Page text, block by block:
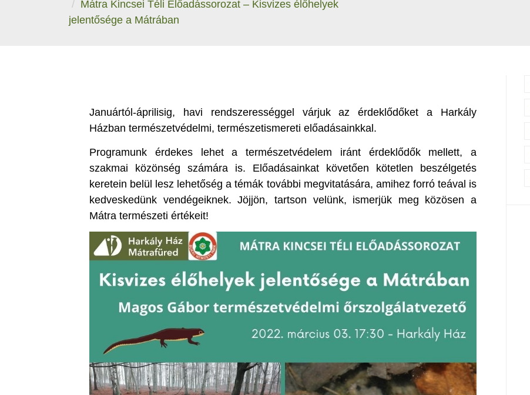
Mátra Kincsei Téli Előadássorozat – Kisvizes élőhelyek
jelentősége a Mátrában
Januártól-áprilisig, havi rendszerességgel várjuk az érdeklődőket a Harkály
Házban természetvédelmi, természetismereti előadásainkkal.
Programunk érdekes lehet a természetvédelem iránt érdeklődők mellett, a
szakmai közönség számára is. Előadásainkat követően kötetlen beszélgetés
keretein belül lesz lehetőség a témák további megvitatására, amihez forró teával is
kedveskedünk vendégeiknek. Jöjjön, tartson velünk, ismerjük meg közösen a
Mátra természeti értékeit!